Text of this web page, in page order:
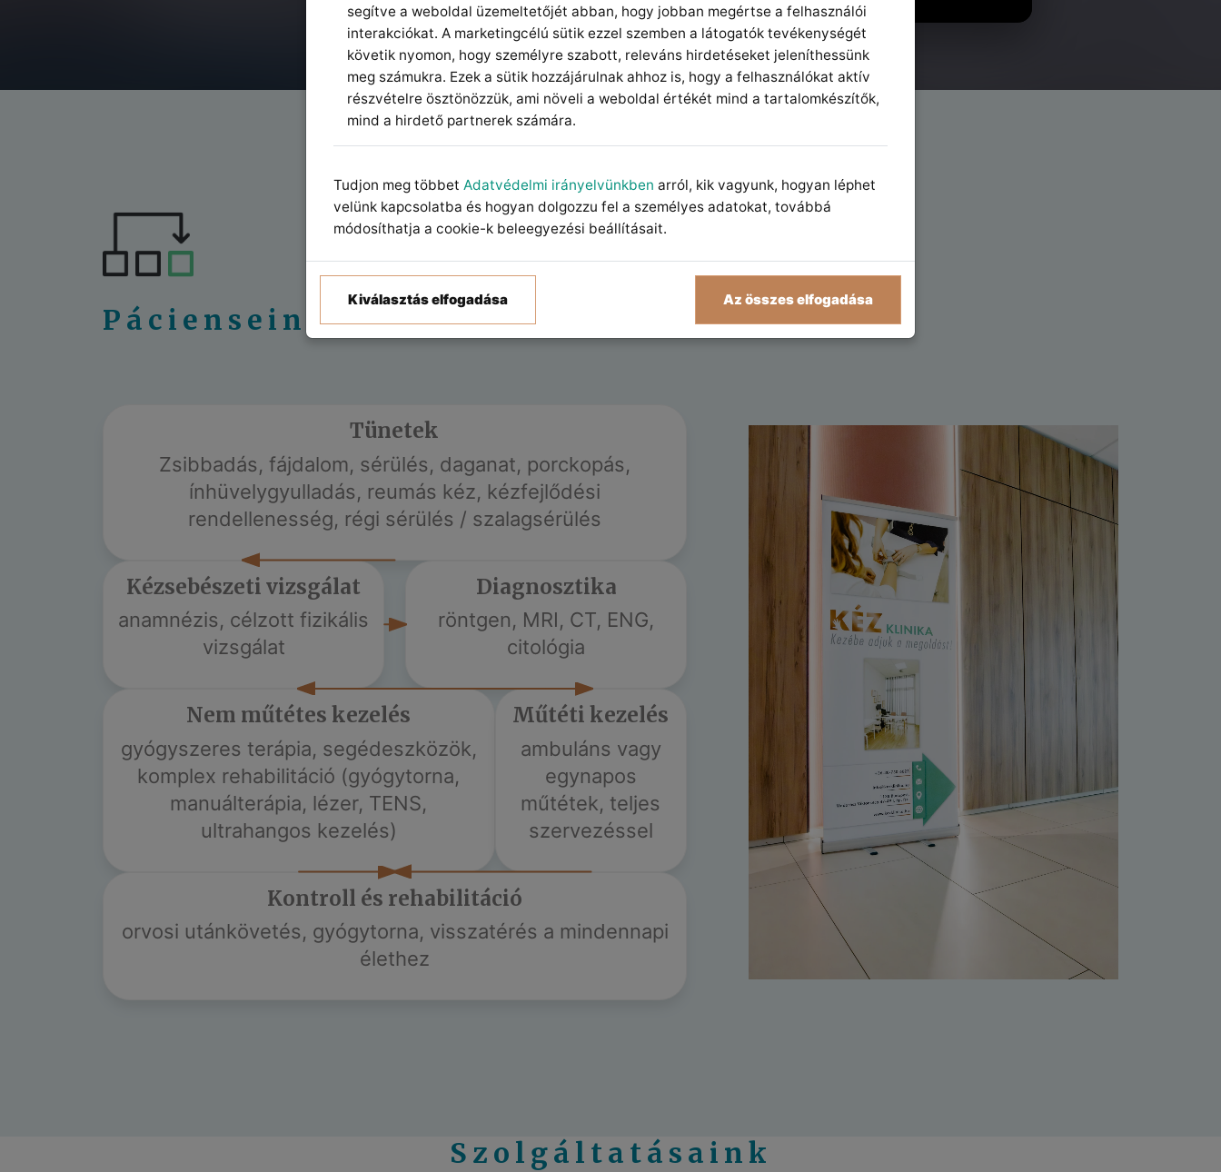
Pácienseink ellátási útja
Tünetek
Zsibbadás, fájdalom, sérülés, daganat, porckopás,
ínhüvelygyulladás, reumás kéz, kézfejlődési
rendellenesség, régi sérülés / szalagsérülés
Kézsebészeti vizsgálat
anamnézis, célzott fizikális
vizsgálat
Diagnosztika
röntgen, MRI, CT, ENG,
citológia
Nem műtétes kezelés
gyógyszeres terápia, segédeszközök,
komplex rehabilitáció (gyógytorna,
manuálterápia, lézer, TENS,
ultrahangos kezelés)
Műtéti kezelés
ambuláns vagy
egynapos
műtétek, teljes
szervezéssel
Kontroll és rehabilitáció
orvosi utánkövetés, gyógytorna, visszatérés a mindennapi
élethez
Szolgáltatásaink
segítve a weboldal üzemeltetőjét abban, hogy jobban megértse a felhasználói
interakciókat. A marketingcélú sütik ezzel szemben a látogatók tevékenységét
követik nyomon, hogy személyre szabott, releváns hirdetéseket jeleníthessünk
meg számukra. Ezek a sütik hozzájárulnak ahhoz is, hogy a felhasználókat aktív
részvételre ösztönözzük, ami növeli a weboldal értékét mind a tartalomkészítők,
mind a hirdető partnerek számára.
Tudjon meg többet Adatvédelmi irányelvünkben arról, kik vagyunk, hogyan léphet
velünk kapcsolatba és hogyan dolgozzu fel a személyes adatokat, továbbá
módosíthatja a cookie-k beleegyezési beállításait.
Kiválasztás elfogadása Az összes elfogadása